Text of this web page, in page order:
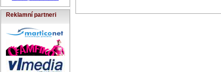
Reklamní partneri